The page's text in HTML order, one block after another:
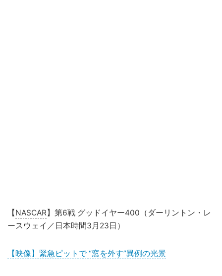
【 NASCAR】第6戦 グッドイヤー400（ダーリントン・レ
ースウェイ／日本時間3月23日）
【映像】緊急ピットで “窓を外す”異例の光景